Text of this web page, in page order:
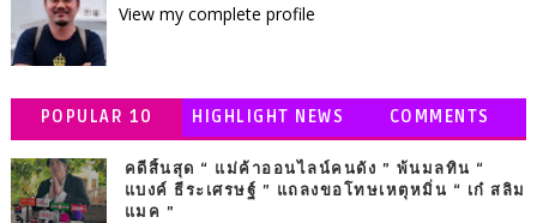
View my complete profile
POPULAR 10 HIGHLIGHT NEWS COMMENTS
คดีสิ้นสุด “ แม่ค้าออนไลน์คนดัง ” พ้นมลทิน “
แบงค์ ธีระเศรษฐ์ ” แถลงขอโทษเหตุหมิ่น “ เก๋ สลิม
แมค ”